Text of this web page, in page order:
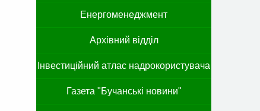
Енергоменеджмент
Архівний відділ
Інвестиційний атлас надрокористувача
Газета "Бучанські новини"